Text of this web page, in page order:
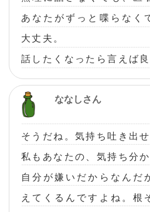
あなたがずっと喋らなく
大丈夫。
話したくなったら言えば
ななしさん
そうだね。気持ち吐き出
私もあなたの、気持ち分か
自分が嫌いだからなんだ
えてくるんですよね。根